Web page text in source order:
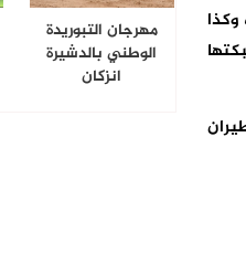
مهرجان التبوريدة
الوطني بالدشيرة
انزكان